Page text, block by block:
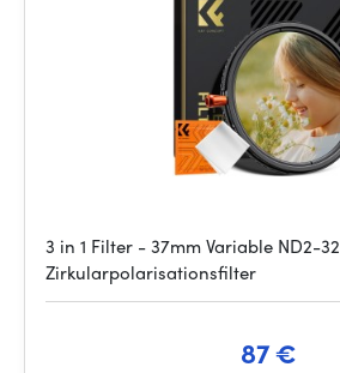
3 in 1 Filter - 37mm Variable ND2-
Zirkularpolarisationsfilter
87 €